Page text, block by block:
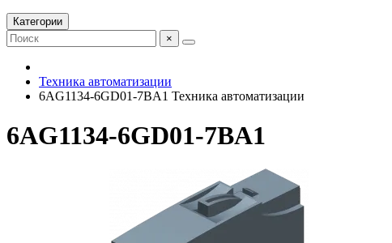
Категории
×
Техника автоматизации
6AG1134-6GD01-7BA1 Техника автоматизации
6AG1134-6GD01-7BA1